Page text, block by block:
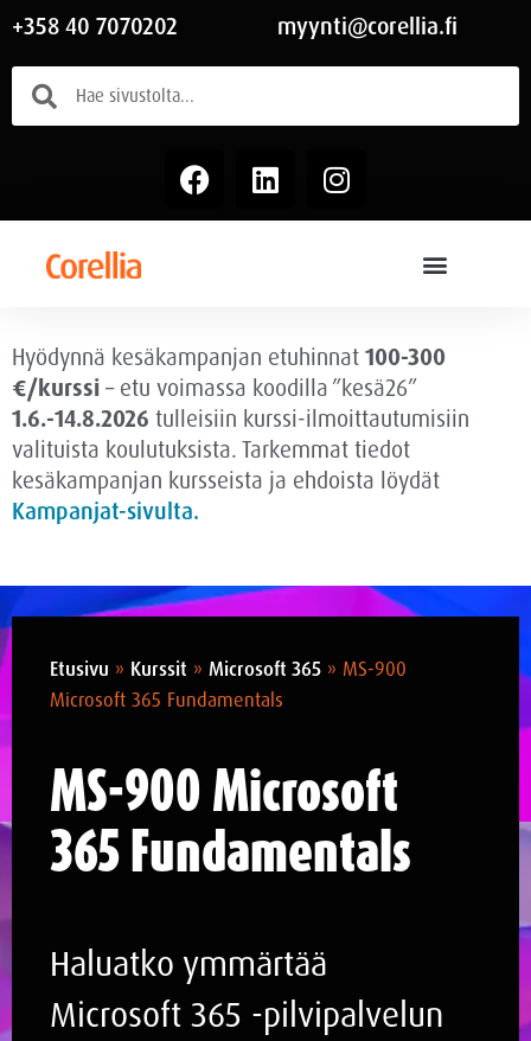
+358 40 7070202 myynti@corellia.fi
Hyödynnä kesäkampanjan etuhinnat 100-300
€/kurssi – etu voimassa koodilla ”kesä26”
1.6.-14.8.2026 tulleisiin kurssi-ilmoittautumisiin
valituista koulutuksista. Tarkemmat tiedot
kesäkampanjan kursseista ja ehdoista löydät
Kampanjat-sivulta.
Etusivu » Kurssit » Microsoft 365 » MS-900
Microsoft 365 Fundamentals
MS-900 Microsoft
365 Fundamentals
Haluatko ymmärtää
Microsoft 365 -pilvipalvelun